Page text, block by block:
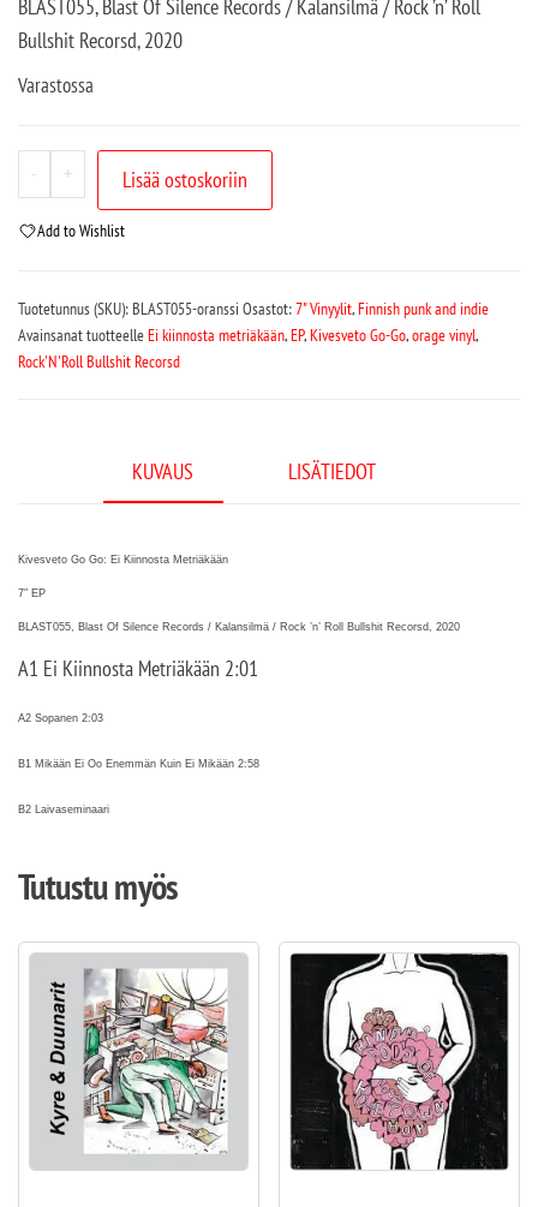
BLAST055, Blast Of Silence Records / Kalansilmä / Rock ’n’ Roll
Bullshit Recorsd,2020
Varastossa
- + Lisää ostoskoriin
Add to Wishlist
Tuotetunnus (SKU): BLAST055-oranssi Osastot:7" Vinyylit,Finnish punk and indie
Avainsanat tuotteelleEi kiinnosta metriäkään,EP,Kivesveto Go-Go,orage vinyl,
Rock'N'Roll Bullshit Recorsd
KUVAUS LISÄTIEDOT
Kivesveto Go Go: Ei Kiinnosta Metriäkään
7″ EP
BLAST055, Blast Of Silence Records / Kalansilmä / Rock ’n’ Roll Bullshit Recorsd, 2020
A1 Ei Kiinnosta Metriäkään 2:01
A2 Sopanen 2:03
B1 Mikään Ei Oo Enemmän Kuin Ei Mikään 2:58
B2 Laivaseminaari
Tutustu myös